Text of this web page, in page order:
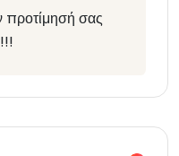
προτίμησή σας